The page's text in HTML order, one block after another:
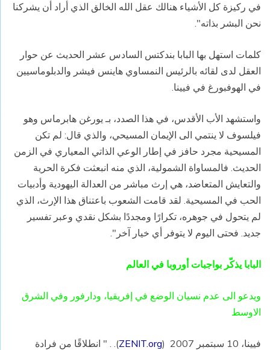
في ركيزة كل الأشياء هنالك عقل الله الخالق الذي أراد أن يشركنا
نحن البشر بذاته".
كلمات استهل بها البابا بندكتس السادس عشر الحديث عن حوار
العقل لدى لقائه بالرئيس النمساوي هاينس فيشر والدبلوماسيين
في الهوفبورغ في فيينا.
واستشهد الأب الأقدس، في هذا الصدد، بـ يورغن هابرماس وهو
فيلسوف لا ينتمي الى الإيمان المسيحي، والذي قال: لم تكن
المسيحية مجرد حافز في إطار الوعي الذاتي المعياري في الزمن
الحديث. فالمساواة الشمولية، الذي منه انبعثت فكرة الحرية
والتعايش المتعاضد، هي إرث مباشر من العدالة اليهودية وأدبيات
الحب في المسيحية. لقد قامت الشعوب باعتناق هذا الإرث، الذي
لم يتحول في جوهره، تكرارًا ومجددًا بشكل نقدي وعبر تفسير
جديد. فحتى اليوم لا يتوفر أي خيار آخر".
البابا يذكّر بواجبات أوروبا في العالم
ويدعو الى عدم نسيان الوضع في إفريقيا، ودارفور وفي الشرق
الاوسط
فيينا، 10 سبتمبر 2007 ( ZENIT.org). . " انطلاقًا من فرادة